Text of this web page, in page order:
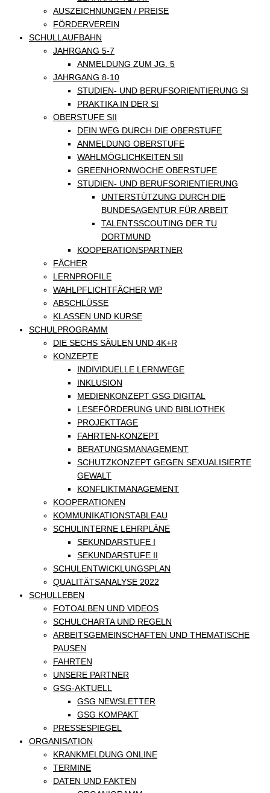
AUSZEICHNUNGEN / PREISE
FÖRDERVEREIN
SCHULLAUFBAHN
JAHRGANG 5-7
ANMELDUNG ZUM JG. 5
JAHRGANG 8-10
STUDIEN- UND BERUFSORIENTIERUNG SI
PRAKTIKA IN DER SI
OBERSTUFE SII
DEIN WEG DURCH DIE OBERSTUFE
ANMELDUNG OBERSTUFE
WAHLMÖGLICHKEITEN SII
GREENHORNWOCHE OBERSTUFE
STUDIEN- UND BERUFSORIENTIERUNG
UNTERSTÜTZUNG DURCH DIE
BUNDESAGENTUR FÜR ARBEIT
TALENTSSCOUTING DER TU
DORTMUND
KOOPERATIONSPARTNER
FÄCHER
LERNPROFILE
WAHLPFLICHTFÄCHER WP
ABSCHLÜSSE
KLASSEN UND KURSE
SCHULPROGRAMM
DIE SECHS SÄULEN UND 4K+R
KONZEPTE
INDIVIDUELLE LERNWEGE
INKLUSION
MEDIENKONZEPT GSG DIGITAL
LESEFÖRDERUNG UND BIBLIOTHEK
PROJEKTTAGE
FAHRTEN-KONZEPT
BERATUNGSMANAGEMENT
SCHUTZKONZEPT GEGEN SEXUALISIERTE
GEWALT
KONFLIKTMANAGEMENT
KOOPERATIONEN
KOMMUNIKATIONSTABLEAU
SCHULINTERNE LEHRPLÄNE
SEKUNDARSTUFE I
SEKUNDARSTUFE II
SCHULENTWICKLUNGSPLAN
QUALITÄTSANALYSE 2022
SCHULLEBEN
FOTOALBEN UND VIDEOS
SCHULCHARTA UND REGELN
ARBEITSGEMEINSCHAFTEN UND THEMATISCHE
PAUSEN
FAHRTEN
UNSERE PARTNER
GSG-AKTUELL
GSG NEWSLETTER
GSG KOMPAKT
PRESSESPIEGEL
ORGANISATION
KRANKMELDUNG ONLINE
TERMINE
DATEN UND FAKTEN